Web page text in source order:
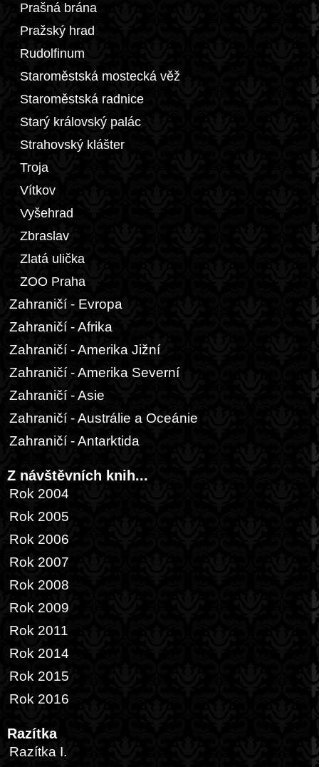
Prašná brána
Pražský hrad
Rudolfinum
Staroměstská mostecká věž
Staroměstská radnice
Starý královský palác
Strahovský klášter
Troja
Vítkov
Vyšehrad
Zbraslav
Zlatá ulička
ZOO Praha
Zahraničí - Evropa
Zahraničí - Afrika
Zahraničí - Amerika Jižní
Zahraničí - Amerika Severní
Zahraničí - Asie
Zahraničí - Austrálie a Oceánie
Zahraničí - Antarktida
Z návštěvních knih...
Rok 2004
Rok 2005
Rok 2006
Rok 2007
Rok 2008
Rok 2009
Rok 2011
Rok 2014
Rok 2015
Rok 2016
Razítka
Razítka I.